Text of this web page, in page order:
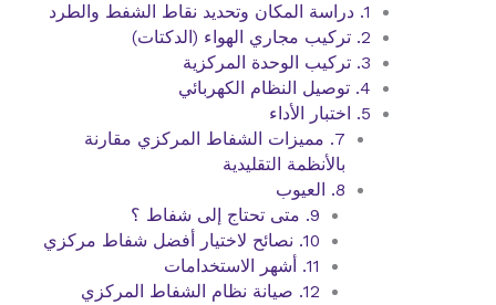
1. دراسة المكان وتحديد نقاط الشفط والطرد
2. تركيب مجاري الهواء (الدكتات)
3. تركيب الوحدة المركزية
4. توصيل النظام الكهربائي
5. اختبار الأداء
7. مميزات الشفاط المركزي مقارنة
بالأنظمة التقليدية
8. العيوب
9. متى تحتاج إلى شفاط ؟
10. نصائح لاختيار أفضل شفاط مركزي
11. أشهر الاستخدامات
12. صيانة نظام الشفاط المركزي